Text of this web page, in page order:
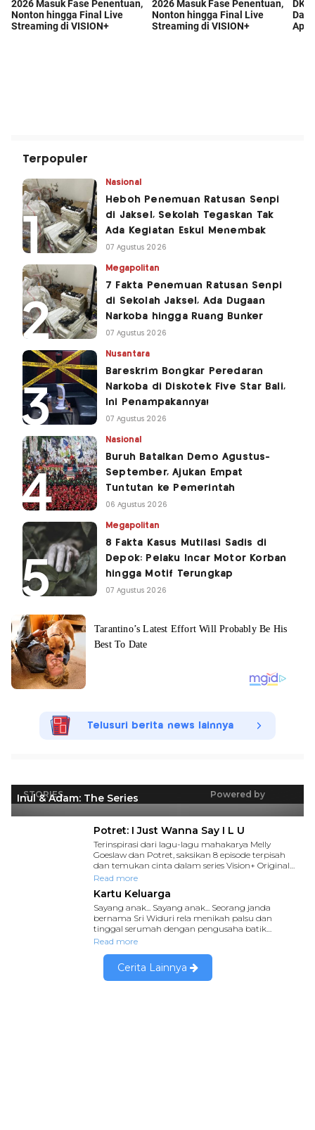
Terpopuler
Nasional
Heboh Penemuan Ratusan Senpi
di Jaksel, Sekolah Tegaskan Tak
Ada Kegiatan Eskul Menembak
07 Agustus 2026
Megapolitan
7 Fakta Penemuan Ratusan Senpi
di Sekolah Jaksel, Ada Dugaan
Narkoba hingga Ruang Bunker
07 Agustus 2026
Nusantara
Bareskrim Bongkar Peredaran
Narkoba di Diskotek Five Star Bali,
Ini Penampakannya!
07 Agustus 2026
Nasional
Buruh Batalkan Demo Agustus-
September, Ajukan Empat
Tuntutan ke Pemerintah
06 Agustus 2026
Megapolitan
8 Fakta Kasus Mutilasi Sadis di
Depok: Pelaku Incar Motor Korban
hingga Motif Terungkap
07 Agustus 2026
Telusuri berita news lainnya